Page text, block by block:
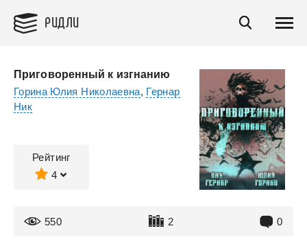
РИДЛИ
Приговоренный к изгнанию
Горина Юлия Николаевна, Гернар
Ник
Рейтинг
4
550 2 0